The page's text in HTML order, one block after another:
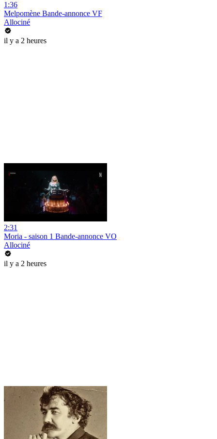
1:36
Melpomène Bande-annonce VF
Allociné
il y a 2 heures
2:31
Moria - saison 1 Bande-annonce VO
Allociné
il y a 2 heures